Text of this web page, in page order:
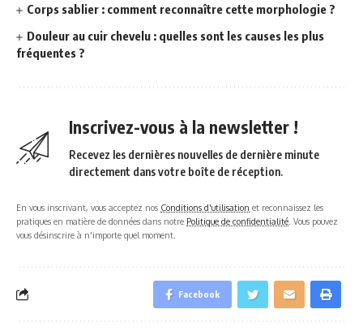
Corps sablier : comment reconnaître cette morphologie ?
Douleur au cuir chevelu : quelles sont les causes les plus
fréquentes ?
Inscrivez-vous à la newsletter !
Recevez les dernières nouvelles de dernière minute
directement dans votre boîte de réception.
En vous inscrivant, vous acceptez nos Conditions d'utilisation et reconnaissez les
pratiques en matière de données dans notre Politique de confidentialité . Vous pouvez
vous désinscrire à n'importe quel moment.
Facebook